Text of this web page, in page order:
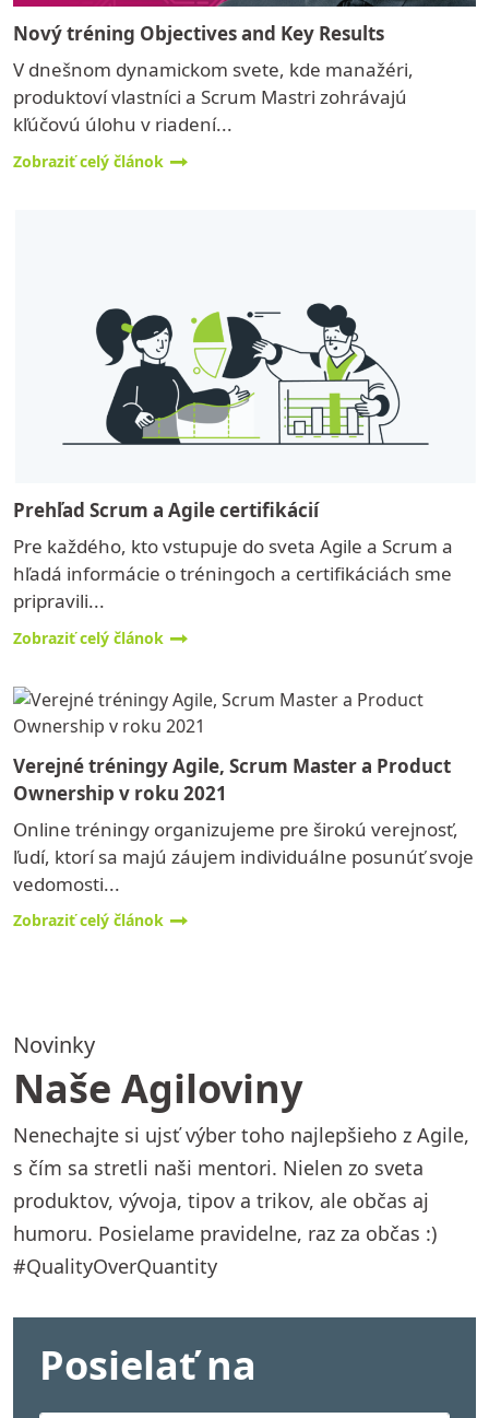
Nový tréning Objectives and Key Results
V dnešnom dynamickom svete, kde manažéri,
produktoví vlastníci a Scrum Mastri zohrávajú
kľúčovú úlohu v riadení...
Zobraziť celý článok
Prehľad Scrum a Agile certifikácií
Pre každého, kto vstupuje do sveta Agile a Scrum a
hľadá informácie o tréningoch a certifikáciách sme
pripravili...
Zobraziť celý článok
Verejné tréningy Agile, Scrum Master a Product
Ownership v roku 2021
Online tréningy organizujeme pre širokú verejnosť,
ľudí, ktorí sa majú záujem individuálne posunúť svoje
vedomosti...
Zobraziť celý článok
Novinky
Naše Agiloviny
Nenechajte si ujsť výber toho najlepšieho z Agile,
s čím sa stretli naši mentori. Nielen zo sveta
produktov, vývoja, tipov a trikov, ale občas aj
humoru. Posielame pravidelne, raz za občas :)
#QualityOverQuantity
Posielať na